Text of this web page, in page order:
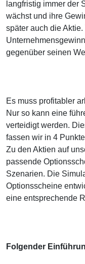
langfristig immer der
wächst und ihre
später auch die
gegenüber seinen
Es muss profitabler
Nur so kann eine
verteidigt werden.
fassen wir in 4
Zu den Aktien auf
passende
Szenarien. Die
Optionsscheine
eine entsprechende
Folgender